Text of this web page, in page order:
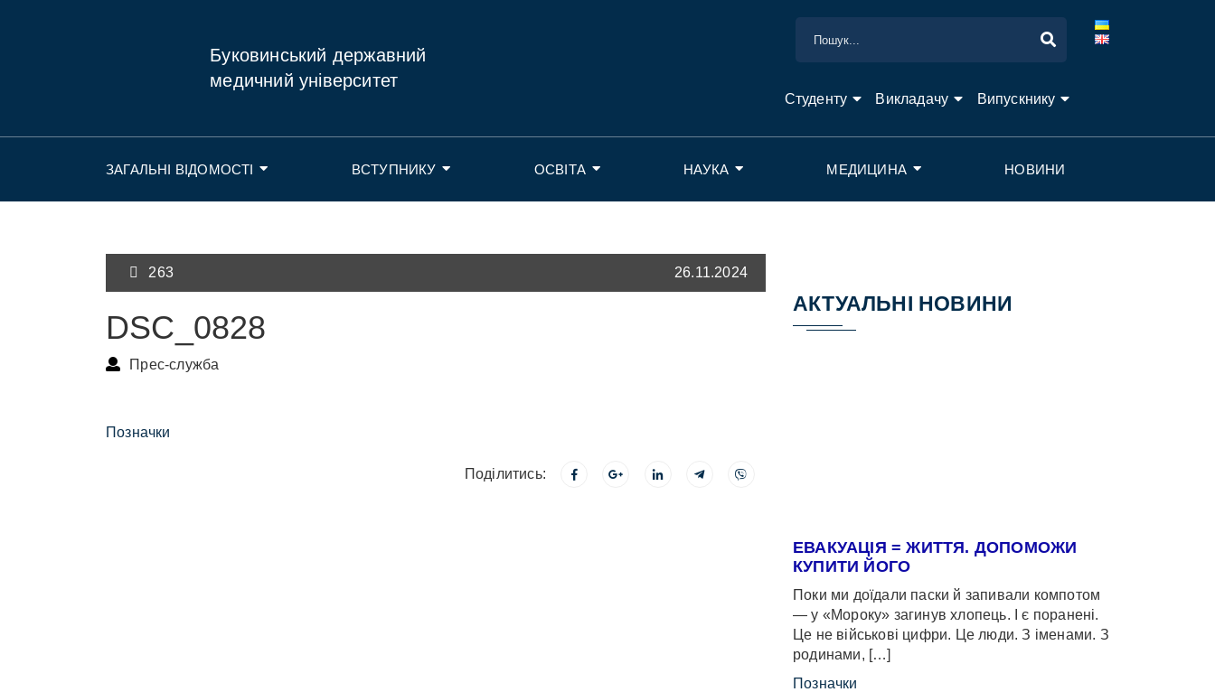
Буковинський державний
медичний університет
Студенту Викладачу Випускнику
ЗАГАЛЬНІ ВІДОМОСТІ ВСТУПНИКУ ОСВІТА НАУКА МЕДИЦИНА НОВИНИ
263 26.11.2024
DSC_0828
Прес-служба
Позначки
Поділитись:
АКТУАЛЬНІ НОВИНИ
ЕВАКУАЦІЯ = ЖИТТЯ. ДОПОМОЖИ
КУПИТИ ЙОГО
Поки ми доїдали паски й запивали компотом
— у «Мороку» загинув хлопець. І є поранені.
Це не військові цифри. Це люди. З іменами. З
родинами, […]
Позначки